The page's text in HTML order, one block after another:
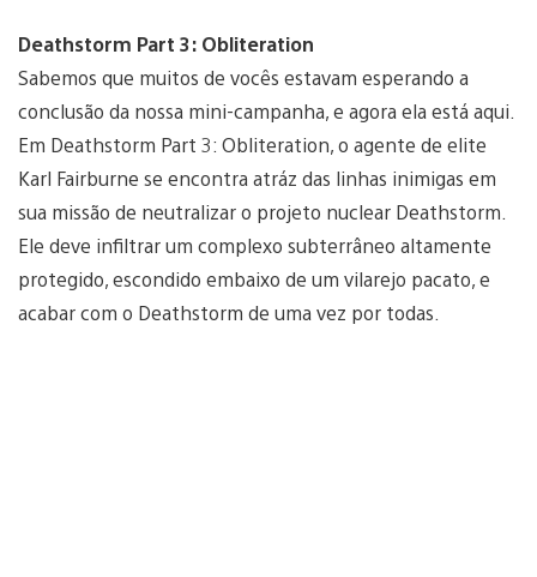
Deathstorm Part 3: Obliteration
Sabemos que muitos de vocês estavam esperando a
conclusão da nossa mini-campanha, e agora ela está aqui.
Em Deathstorm Part 3: Obliteration, o agente de elite
Karl Fairburne se encontra atráz das linhas inimigas em
sua missão de neutralizar o projeto nuclear Deathstorm.
Ele deve infiltrar um complexo subterrâneo altamente
protegido, escondido embaixo de um vilarejo pacato, e
acabar com o Deathstorm de uma vez por todas.